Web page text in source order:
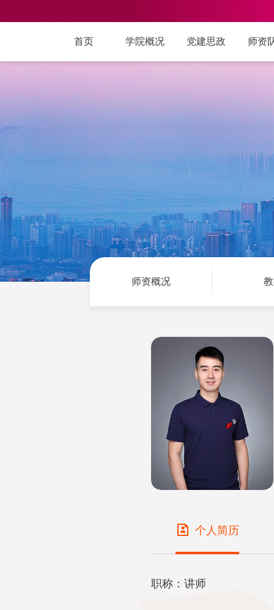
首页 学院概况 党建思政 师资
个人简历
职称：讲师
师资概况